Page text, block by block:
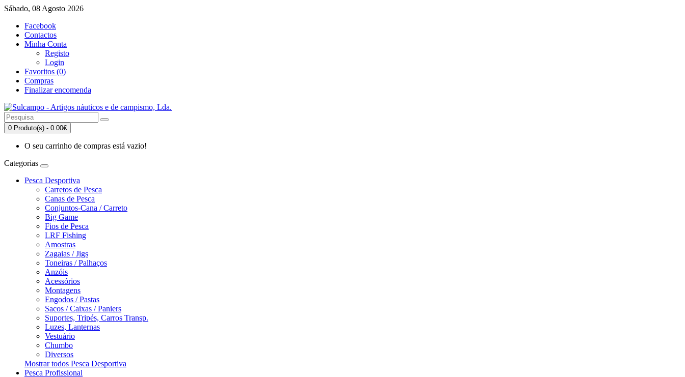
Sábado, 08 Agosto 2026
Facebook
Contactos
Minha Conta
Registo
Login
Favoritos (0)
Compras
Finalizar encomenda
0 Produto(s) - 0.00€
O seu carrinho de compras está vazio!
Categorias
Pesca Desportiva
Carretos de Pesca
Canas de Pesca
Conjuntos-Cana / Carreto
Big Game
Fios de Pesca
LRF Fishing
Amostras
Zagaias / Jigs
Toneiras / Palhaços
Anzóis
Acessórios
Montagens
Engodos / Pastas
Sacos / Caixas / Paniers
Suportes, Tripés, Carros Transp.
Luzes, Lanternas
Vestuário
Chumbo
Diversos
Mostrar todos Pesca Desportiva
Pesca Profissional